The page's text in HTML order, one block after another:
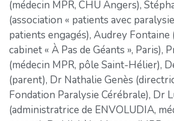
(médecin MPR, CHU Angers),
(association « patients avec
patients engagés), Audrey
cabinet « À Pas de Géants », Paris),
(médecin MPR, pôle Saint-Hélier),
(parent), Dr Nathalie Genès
Fondation Paralysie Cérébrale), Dr
(administratrice de ENVOLUDIA,